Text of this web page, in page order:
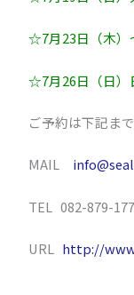
☆7月23日（木）
☆7月26日（日）
ご予約は下記ま
MAIL
TEL 082-879-
URL http://